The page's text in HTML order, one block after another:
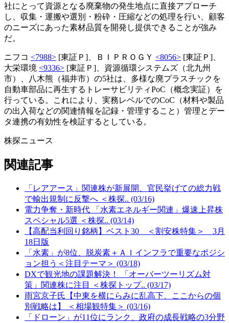
社にとって資源となる廃棄物の発生地点に直接アプローチ
し、収集・運搬や選別・粉砕・圧縮などの処理を行い、顧客
のニーズにあった素材品質を開発し提供できることが強み
だ。
ニフコ <7988> [東証Ｐ]、ＢＩＰＲＯＧＹ <8056> [東証Ｐ]、
大栄環境 <9336> [東証Ｐ]、資源循環システムズ（北九州
市）、八木熊（福井市）の5社は、多様な廃プラスチックを
自動車部品に再生するトレーサビリティPoC（概念実証）を
行っている。これにより、実務レベルでのCoC（材料や製品
の出入荷などの関連情報を記録・管理すること）管理とデー
タ連携の有効性を検証するとしている。
株探ニュース
関連記事
「レアアース」関連株が新展開、官民挙げての総力戦
で輸出規制に反撃へ ＜株探.. (03/16)
電力争奪・新時代 「水素エネルギー関連」爆速上昇株
スペシャル5選 ＜株探.. (03/14)
【高配当利回り銘柄】ベスト30 ＜割安株特集＞ 3月
18日版
「水素」が8位、脱炭素＋ＡＩインフラで重要なポジシ
ョン担う＜注目テーマ＞ (03/18)
DXで観光地の課題解決！ 「オーバーツーリズム対
策」関連株に注目 ＜株探トップ.. (03/17)
雨宮京子氏【中東を横にらみに乱高下、ここからの個
別戦略は】 ＜相場観特集＞ (03/16)
「ドローン」が11位にランク、政府の成長戦略の3分野